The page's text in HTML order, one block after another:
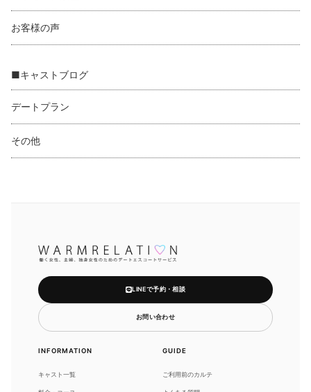
お客様の声
■キャストブログ
デートプラン
その他
LINEで予約・相談
お問い合わせ
INFORMATION
キャスト一覧
GUIDE
ご利用前のカルテ